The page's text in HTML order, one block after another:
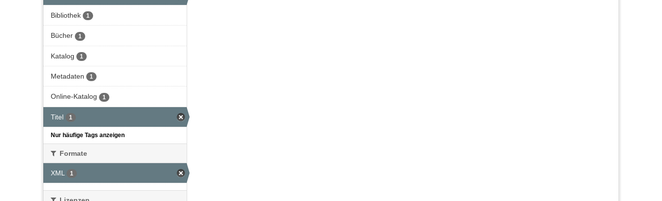
Bibliothek 1
Bücher 1
Katalog 1
Metadaten 1
Online-Katalog 1
Titel 1
Nur häufige Tags anzeigen
Formate
XML 1